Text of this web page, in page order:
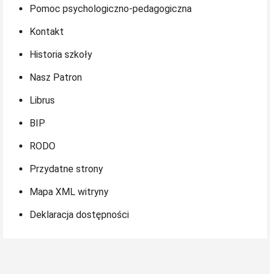
Pomoc psychologiczno-pedagogiczna
Kontakt
Historia szkoły
Nasz Patron
Librus
BIP
RODO
Przydatne strony
Mapa XML witryny
Deklaracja dostępności